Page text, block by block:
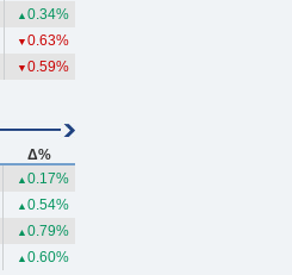
▲ 0.34%
▼ 0.63%
▼ 0.59%
Δ%
▲ 0.17%
▲ 0.54%
▲ 0.79%
▲ 0.60%